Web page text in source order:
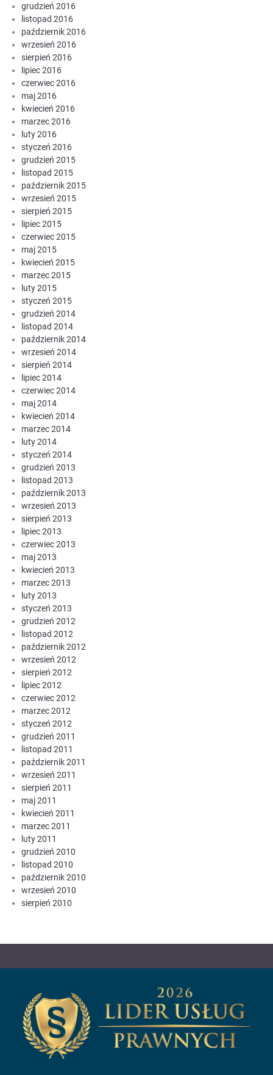
grudzień 2016
listopad 2016
październik 2016
wrzesień 2016
sierpień 2016
lipiec 2016
czerwiec 2016
maj 2016
kwiecień 2016
marzec 2016
luty 2016
styczeń 2016
grudzień 2015
listopad 2015
październik 2015
wrzesień 2015
sierpień 2015
lipiec 2015
czerwiec 2015
maj 2015
kwiecień 2015
marzec 2015
luty 2015
styczeń 2015
grudzień 2014
listopad 2014
październik 2014
wrzesień 2014
sierpień 2014
lipiec 2014
czerwiec 2014
maj 2014
kwiecień 2014
marzec 2014
luty 2014
styczeń 2014
grudzień 2013
listopad 2013
październik 2013
wrzesień 2013
sierpień 2013
lipiec 2013
czerwiec 2013
maj 2013
kwiecień 2013
marzec 2013
luty 2013
styczeń 2013
grudzień 2012
listopad 2012
październik 2012
wrzesień 2012
sierpień 2012
lipiec 2012
czerwiec 2012
marzec 2012
styczeń 2012
grudzień 2011
listopad 2011
październik 2011
wrzesień 2011
sierpień 2011
maj 2011
kwiecień 2011
marzec 2011
luty 2011
grudzień 2010
listopad 2010
październik 2010
wrzesień 2010
sierpień 2010